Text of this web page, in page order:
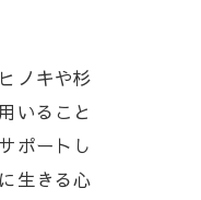
ノキや杉
いること
ポートし
生きる心